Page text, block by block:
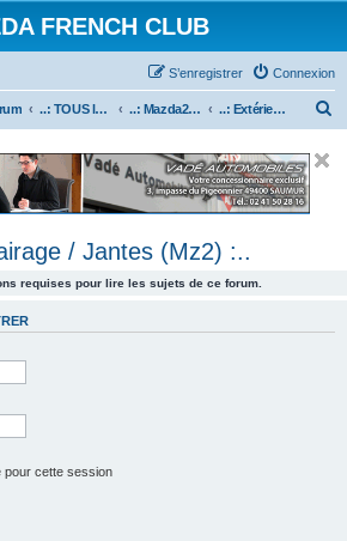
FRENCH CLUB
Connexion
S’enregistrer
..: TOUS les Véhicules MAZDA :.. ..: Mazda2 :.. ..: Extérieur / Eclairage / Jantes (Mz2) :..
e
/ Jantes (Mz2) :..
requises pour lire les sujets de ce forum.
pour cette session